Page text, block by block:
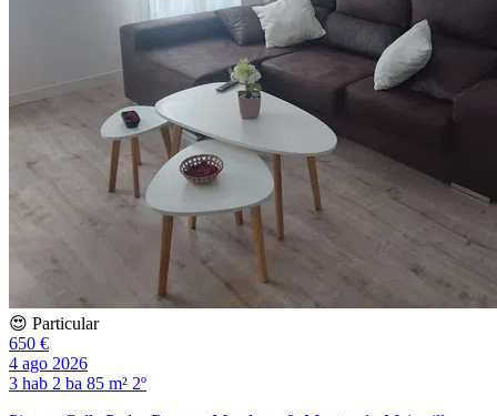
😍 Particular
650 €
4 ago 2026
3 hab 2 ba 85 m² 2º